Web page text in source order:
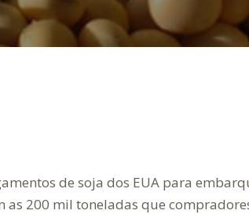
de soja dos EUA para
as 200 mil toneladas que